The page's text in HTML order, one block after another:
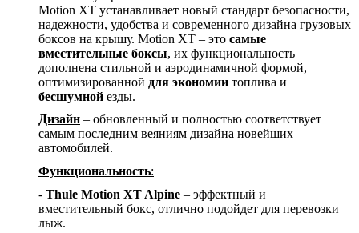
Motion XT устанавливает новый стандарт безопасности,
надежности, удобства и современного дизайна грузовых
боксов на крышу. Motion XT – это самые
вместительные боксы, их функциональность
дополнена стильной и аэродинамичной формой,
оптимизированной для экономии топлива и
бесшумной езды.
Дизайн – обновленный и полностью соответствует
самым последним веяниям дизайна новейших
автомобилей.
Функциональность:
- Thule Motion XT Alpine – эффектный и
вместительный бокс, отлично подойдет для перевозки
лыж.